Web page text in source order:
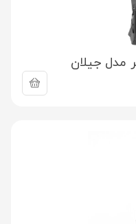
مدل جیلان